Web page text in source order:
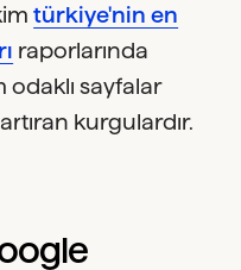
türkiye'nin en
raporlarında
sayfalar
kurgulardır.